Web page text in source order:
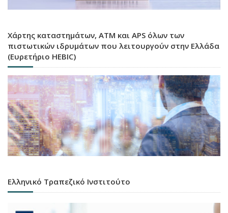
Χάρτης καταστημάτων, ATM και APS όλων των
πιστωτικών ιδρυμάτων που λειτουργούν στην Ελλάδα
(Ευρετήριο HEBIC)
Ελληνικό Τραπεζικό Ινστιτούτο